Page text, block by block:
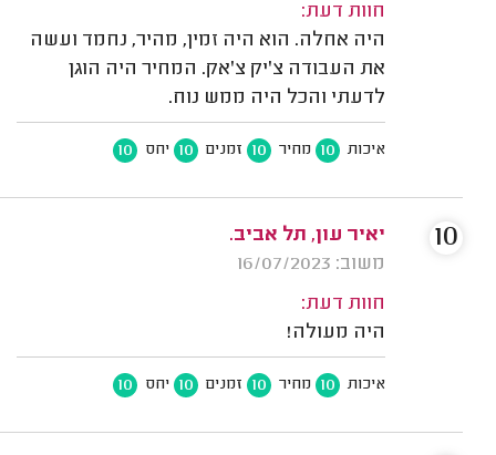
חוות דעת:
היה אחלה. הוא היה זמין, מהיר, נחמד ועשה
את העבודה צ'יק צ'אק. המחיר היה הוגן
לדעתי והכל היה ממש נוח.
איכות 10 מחיר 10 זמנים 10 יחס 10
יאיר עון, תל אביב.
משוב: 16/07/2023
חוות דעת:
היה מעולה!
איכות 10 מחיר 10 זמנים 10 יחס 10
10